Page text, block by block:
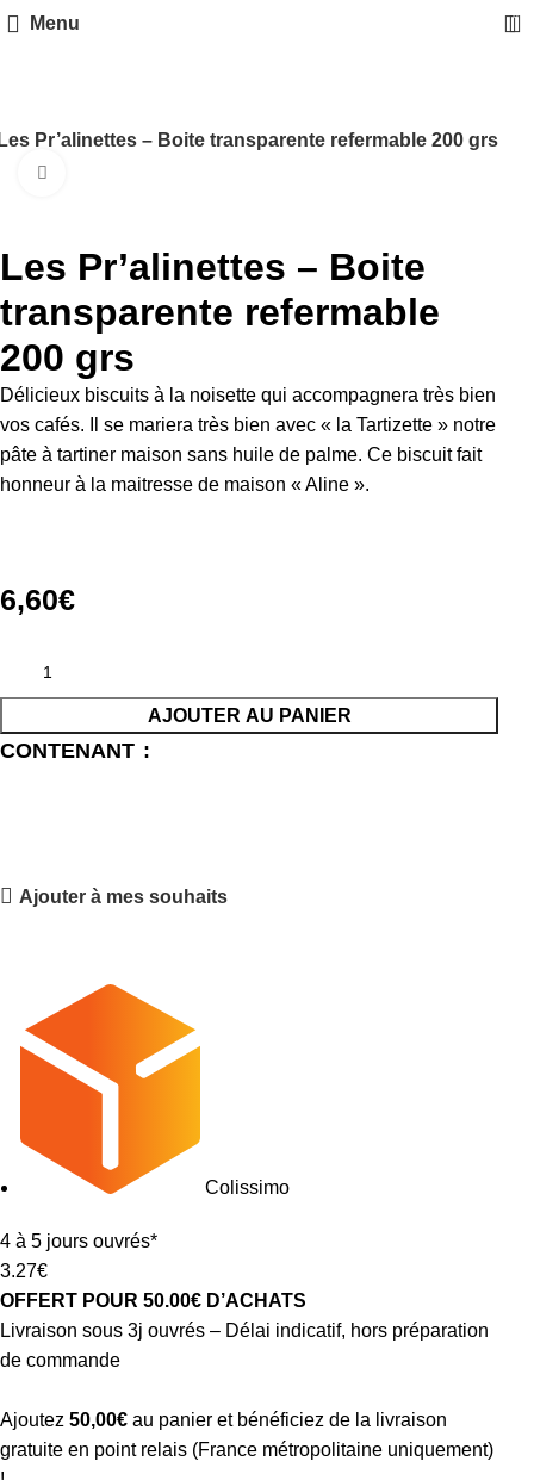
Menu 0
Pr’alinettes – Boite transparente refermable 200 grs
Les Pr’alinettes – Boite
transparente refermable
200 grs
Délicieux biscuits à la noisette qui accompagnera très bien
vos cafés. Il se mariera très bien avec « la Tartizette » notre
pâte à tartiner maison sans huile de palme. Ce biscuit fait
honneur à la maitresse de maison « Aline ».
6,60€
AJOUTER AU PANIER
CONTENANT
Ajouter à mes souhaits
Colissimo
4 à 5 jours ouvrés*
3.27€
OFFERT POUR 50.00€ D’ACHATS
Livraison sous 3j ouvrés – Délai indicatif, hors préparation
de commande
Ajoutez50,00€ au panier et bénéficiez de la livraison
gratuite en point relais (France métropolitaine uniquement)